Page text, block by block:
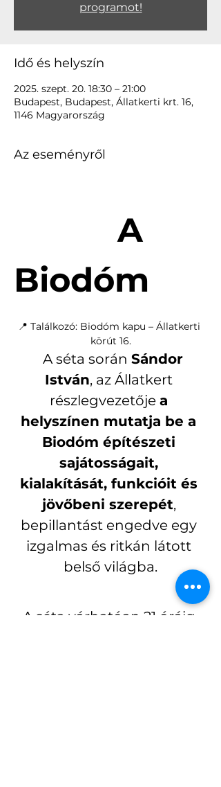
programot!
Idő és helyszín
2025. szept. 20. 18:30 – 21:00
Budapest, Budapest, Állatkerti krt. 16,
1146 Magyarország
Az eseményről
A
Biodóm
📍 Találkozó: Biodóm kapu – Állatkerti
körút 16.
A séta során Sándor
István, az Állatkert
részlegvezetője a
helyszínen mutatja be a
Biodóm építészeti
sajátosságait,
kialakítását, funkcióit és
jövőbeni szerepét,
bepillantást engedve egy
izgalmas és ritkán látott
belső világba.
A séta várhatóan 21 óráig